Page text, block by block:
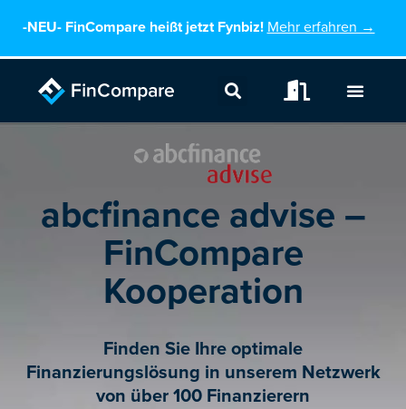
-NEU-FinCompare heißt jetzt Fynbiz! Mehr erfahren →
abcfinance advise –
FinCompare
Kooperation
Finden Sie Ihre optimale
Finanzierungslösung in unserem Netzwerk
von über 100 Finanzierern